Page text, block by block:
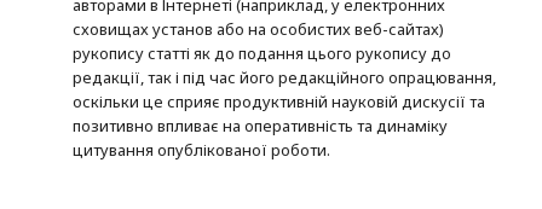
авторами в Інтернеті (наприклад, у електронних
сховищах установ або на особистих веб-сайтах)
рукопису статті як до подання цього рукопису до
редакції, так і під час його редакційного опрацювання,
оскільки це сприяє продуктивній науковій дискусії та
позитивно впливає на оперативність та динаміку
цитування опублікованої роботи.